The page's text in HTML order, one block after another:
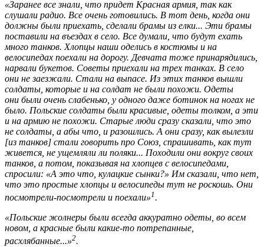
«Заранее все знали, что придет Красная армия, так как
слушали радио. Все очень готовились. В тот день, когда они
должны были приехать, сделали брамы из елки... Эти брамы
поставили на въездах в село. Все думали, что будут ехать
много танков. Хлопцы наши оделись в костюмы и на
велосипедах поехали на дорогу. Девчата тоже принарядились,
нарвали букетов. Советы приехали на трех танках. В село
они не заезжали. Стали на выпасе. Из этих танков вышли
солдаты, которые и на солдат не были похожи. Одеты
они были очень слабенько, у одного даже ботинок на ногах не
было. Польские солдаты были красивые, одеты толком, а эти
и на армию не похожи. Старые люди сразу сказали, что это
не солдаты, а абы что, и разошлись. А они сразу, как вылезли
[из танков] стали говорить про Союз, спрашивать, как тут
живется, не ущемляли ли поляки... Походили они вокруг своих
танков, а потом, показывая на хлопцев с велосипедами,
спросили: «А это что, кулацкие сынки?» Им сказали, что нет,
что это простые хлопцы и велосипеды тут не роскошь. Они
посмотрели-посмотрели и поехали»1.
«Польские жолнеры были всегда аккуратно одеты, во всем
новом, а красные были какие-то потрепанные,
расхлябанные...»2.